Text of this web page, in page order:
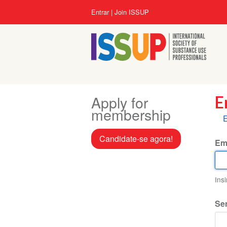
Menu
da
conta
do
usuário
Entrar Join ISSUP
Apply for
membership
Candidate-se agora!